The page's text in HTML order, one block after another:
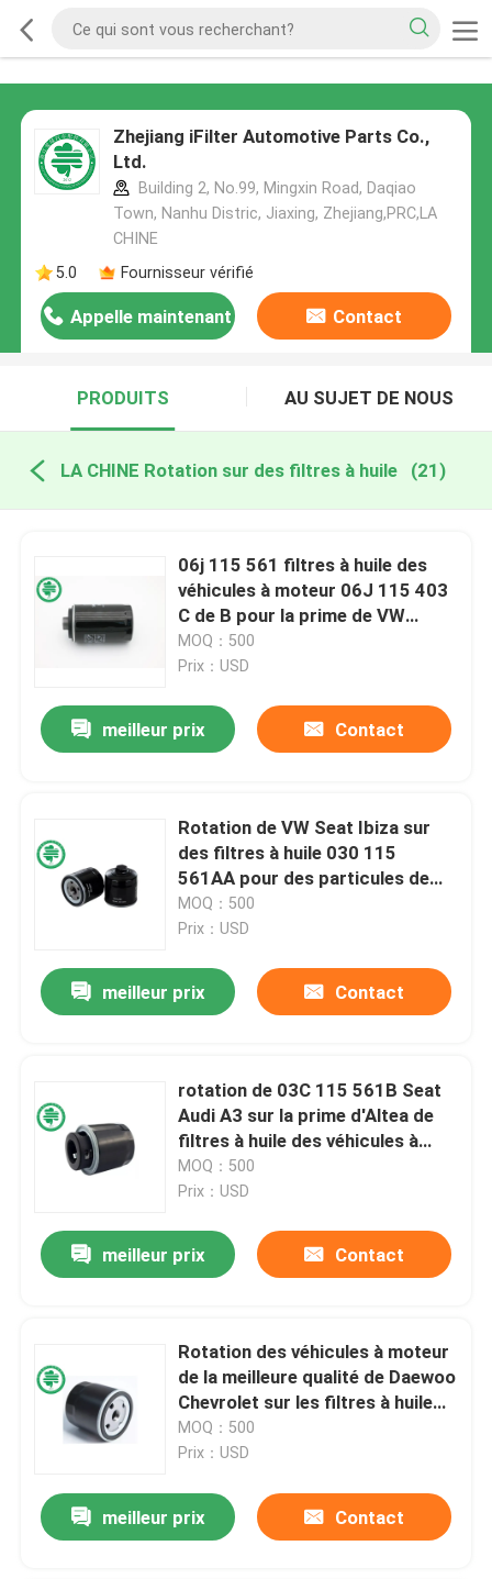
Zhejiang iFilter Automotive Parts Co.,
Ltd.
Building 2, No.99, Mingxin Road, Daqiao
Town, Nanhu Distric, Jiaxing, Zhejiang,PRC,LA
CHINE
5.0
Fournisseur vérifié
Appelle maintenant Contact
PRODUITS AU SUJET DE NOUS
LA CHINE Rotation sur des filtres à huile (21)
06j 115 561 filtres à huile des
véhicules à moteur 06J 115 403
C de B pour la prime de VW
d'AUDI des véhicules à moteur
MOQ：500
Prix：USD
meilleur prix Contact
Rotation de VW Seat Ibiza sur
des filtres à huile 030 115
561AA pour des particules de
suie
MOQ：500
Prix：USD
meilleur prix Contact
rotation de 03C 115 561B Seat
Audi A3 sur la prime d'Altea de
filtres à huile des véhicules à
moteur pour le métal
endommagé
MOQ：500
Prix：USD
meilleur prix Contact
Rotation des véhicules à moteur
de la meilleure qualité de Daewoo
Chevrolet sur les filtres à huile
90144675 pour des camions
Saab de voitures de GM
MOQ：500
Prix：USD
meilleur prix Contact